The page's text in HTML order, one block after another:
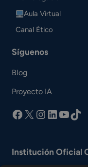
Aula Virtual
Canal Ético
Síguenos
Blog
Proyecto IA
facebook
X Instagram
LinkedIn
Institución Oficial